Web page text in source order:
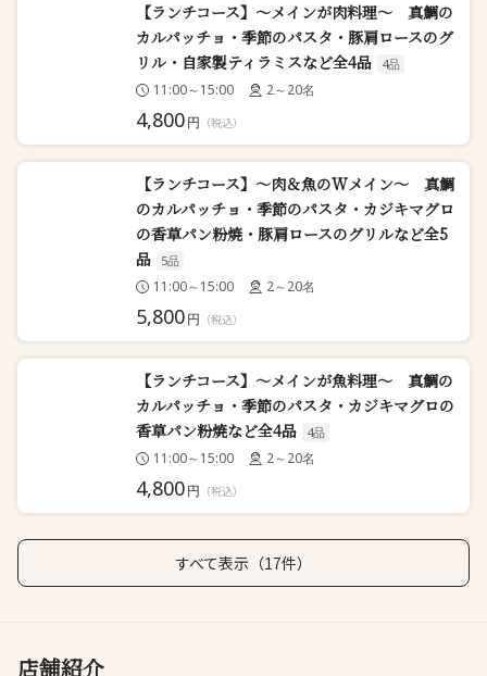
【ランチコース】～メインが肉料理～ 真鯛の
カルパッチョ・季節のパスタ・豚肩ロースのグ
リル・自家製ティラミスなど全4品
4品
11:00～15:00 2～20名
4,800円 （税込）
【ランチコース】～肉＆魚のWメイン～ 真鯛
のカルパッチョ・季節のパスタ・カジキマグロ
の香草パン粉焼・豚肩ロースのグリルなど全5
品
5品
11:00～15:00 2～20名
5,800円 （税込）
【ランチコース】～メインが魚料理～ 真鯛の
カルパッチョ・季節のパスタ・カジキマグロの
香草パン粉焼など全4品
4品
11:00～15:00 2～20名
4,800円 （税込）
すべて表示（17件）
店舗紹介